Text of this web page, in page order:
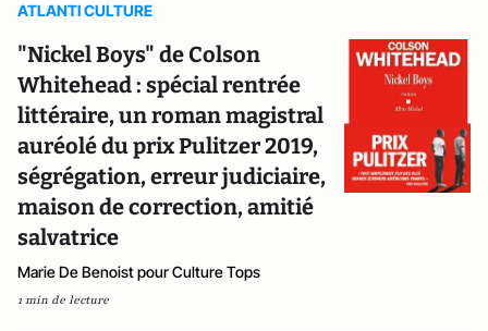
ATLANTI CULTURE
"Nickel Boys" de Colson
Whitehead : spécial rentrée
littéraire, un roman magistral
auréolé du prix Pulitzer 2019,
ségrégation, erreur judiciaire,
maison de correction, amitié
salvatrice
Marie De Benoist pour Culture Tops
1 min de lecture